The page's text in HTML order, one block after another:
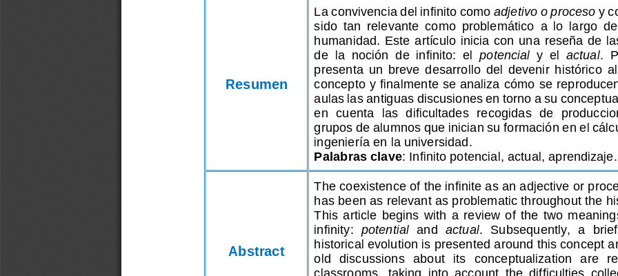
Resumen
La convivencia del infinito como adjetivo o proceso y
sido  tan  relevante  como  problemático a  lo  largo  de
humanidad.
Este artículo inicia con una reseña de
de  la  noción  de  infinito:  el potencial y  el actual.
presenta  un  breve  desarrollo  del  devenir  histórico
concepto y finalmente se analiza cómo se
aulas las antiguas discusiones en torno a su
en  cuenta
las  dificultades  recogidas  de
grupos de alumnos que inician su formación en el
ingeniería en la universidad.
Palabras clave: Infinito potencial, actual, aprendizaje.
Abstract
The coexistence of the infinite as an adjective or
has been as relevant as problematic throughout the
This  article  begins  with  a  review  of  the  two
infinity:
potential
  and
actual.  Subsequently,  a
historical evolution is presented around this concept
old  discussions  about  its  conceptualization  are
classrooms,  taking  into  account  the  difficulties